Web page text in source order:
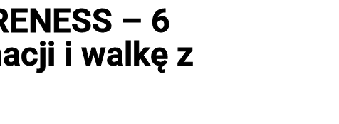
– 6
i walkę z